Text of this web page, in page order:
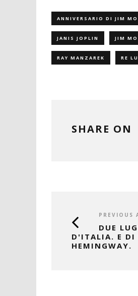
ANNIVERSARIO DI JIM
JANIS JOPLIN JIM
RAY MANZAREK RE
SHARE ON
PREVIOUS
DUE
D'ITALIA. E DI
HEMINGWAY.